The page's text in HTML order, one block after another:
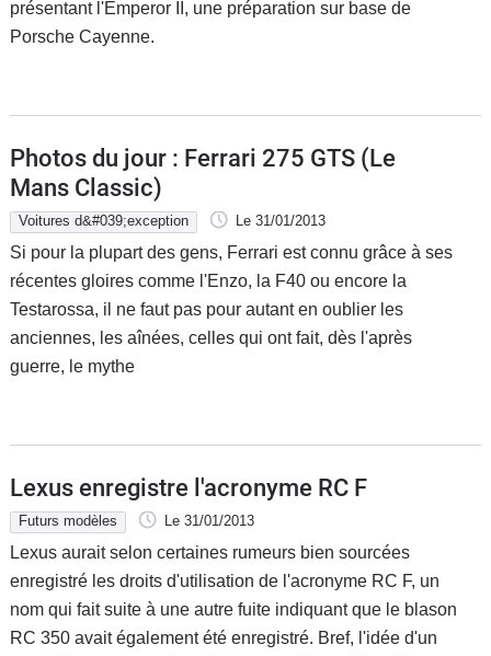
présentant l'Emperor II, une préparation sur base de
Porsche Cayenne.
Photos du jour : Ferrari 275 GTS (Le
Mans Classic)
Voitures d&#039;exception Le 31/01/2013
Si pour la plupart des gens, Ferrari est connu grâce à ses
récentes gloires comme l'Enzo, la F40 ou encore la
Testarossa, il ne faut pas pour autant en oublier les
anciennes, les aînées, celles qui ont fait, dès l'après
guerre, le mythe
Lexus enregistre l'acronyme RC F
Futurs modèles Le 31/01/2013
Lexus aurait selon certaines rumeurs bien sourcées
enregistré les droits d'utilisation de l'acronyme RC F, un
nom qui fait suite à une autre fuite indiquant que le blason
RC 350 avait également été enregistré. Bref, l'idée d'un